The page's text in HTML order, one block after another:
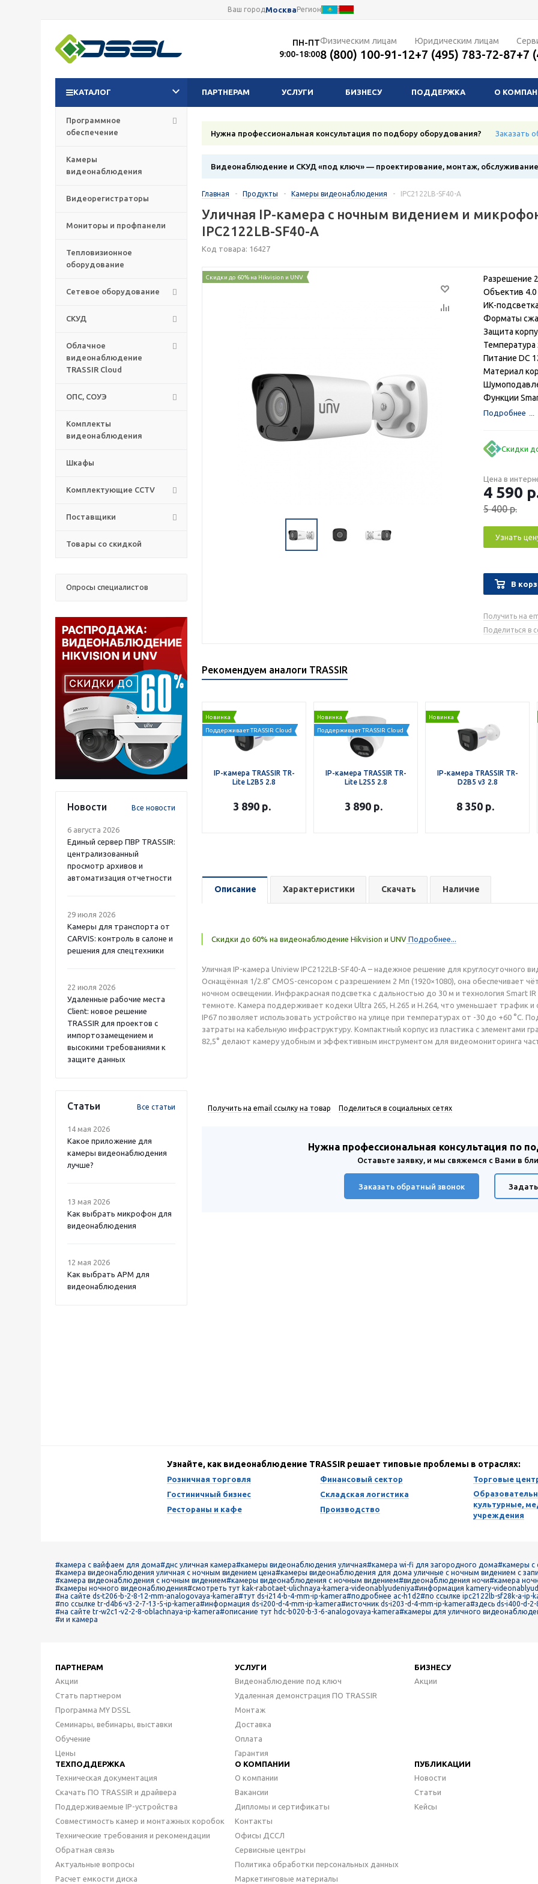
Ваш городМоскваРегион
ПН-ПТ
9:00-18:00
Физическим лицам
8 (800) 100-91-12
Юридическим лицам
+7 (495) 783-72-87+7
КАТАЛОГ ПАРТНЕРАМ УСЛУГИ БИЗНЕСУ ПОДДЕРЖКА О
Программное
обеспечение
Камеры
видеонаблюдения
Видеорегистраторы
Мониторы и профпанели
Тепловизионное
оборудование
Сетевое оборудование
СКУД
Облачное
видеонаблюдение
TRASSIR Cloud
ОПС, СОУЭ
Комплекты
видеонаблюдения
Шкафы
Комплектующие CCTV
Поставщики
Товары со скидкой
Опросы специалистов
Новости Все новости
6 августа 2026
Единый сервер ПВР TRASSIR:
централизованный
просмотр архивов и
автоматизация отчетности
29 июля 2026
Камеры для транспорта от
CARVIS: контроль в салоне и
решения для спецтехники
22 июля 2026
Удаленные рабочие места
Client: новое решение
TRASSIR для проектов с
импортозамещением и
высокими требованиями к
защите данных
Статьи Все статьи
14 мая 2026
Какое приложение для
камеры видеонаблюдения
лучше?
13 мая 2026
Как выбрать микрофон для
видеонаблюдения
12 мая 2026
Как выбрать APM для
видеонаблюдения
Нужна профессиональная консультация по подбору оборудования? Заказать
Видеонаблюдение и СКУД «под ключ» — проектирование, монтаж, обслуживание
Главная - Продукты - Камеры видеонаблюдения - IPC2122LB-SF40-A
Уличная IP-камера с ночным видением и
IPC2122LB-SF40-A
Код товара: 16427
Скидки до 60% на Hikvision и UNV
Разрешение
Объектив
ИК-
Форматы
Защита
Температура
Питание DC
Материал
Функции
Подробнее
Скидки
Цена в
4 590
5 400р.
Узнать
В
Получить на
Поделиться в
Рекомендуем аналоги TRASSIR
Новинка
Поддерживает TRASSIR Cloud
IP-камера TRASSIR TR-
Lite L2B5 2.8
3 890 р.
Новинка
Поддерживает TRASSIR Cloud
IP-камера TRASSIR TR-
Lite L2S5 2.8
3 890 р.
Новинка
IP-камера TRASSIR TR-
D2B5 v3 2.8
8 350 р.
Описание Характеристики Скачать Наличие
Скидки до 60% на видеонаблюдение Hikvision и UNV Подробнее...
Уличная IP-камера Uniview IPC2122LB-SF40-A – надежное решение для круглосуточного
Оснащённая 1/2.8" CMOS-сенсором с разрешением 2 Мп (1920×1080), она обеспечивает
ночном освещении. Инфракрасная подсветка с дальностью до 30 м и технология Smart
темноте. Камера поддерживает кодеки Ultra 265, H.265 и H.264, что уменьшает трафик
IP67 позволяет использовать устройство на улице при температурах от -30 до +60 °C.
затраты на кабельную инфраструктуру. Компактный корпус из пластика с элементами
82,5° делают камеру удобным и эффективным инструментом для видеомониторинга
Получить на email ссылку на товар Поделиться в социальных сетях
Нужна профессиональная консультация по
Оставьте заявку, и мы свяжемся с Вами в
Заказать обратный звонок
Узнайте, как видеонаблюдение TRASSIR решает типовые проблемы в отраслях:
Розничная торговля
Гостиничный бизнес
Рестораны и кафе
Финансовый сектор
Складская логистика
Производство
Торговые
культурные,
учреждения
#камера с вайфаем для дома#днс уличная камера#камеры видеонаблюдения уличная#камера wi-fi для загородного дома#камеры с
#камера видеонаблюдения уличная с ночным видением цена#камеры видеонаблюдения для дома уличные с ночным видением с
#камера видеонаблюдения с ночным видением#камеры видеонаблюдения с ночным видением#видеонаблюдения ночи#камера
#камеры ночного видеонаблюдения#смотреть тут kak-rabotaet-ulichnaya-kamera-videonablyudeniya#информация kamery-
#на сайте ds-t206-b-2-8-12-mm-analogovaya-kamera#тут ds-i214-b-4-mm-ip-kamera#подробнее ac-h1d2#по ссылке ipc2122lb-sf28k-a-ip-
#по ссылке tr-d4b6-v3-2-7-13-5-ip-kamera#информация ds-i200-d-4-mm-ip-kamera#источник ds-i203-d-4-mm-ip-kamera#здесь ds-i400-d-
#на сайте tr-w2c1-v2-2-8-oblachnaya-ip-kamera#описание тут hdc-b020-b-3-6-analogovaya-kamera#камеры для уличного
#и и камера
ПАРТНЕРАМ
Акции
Стать партнером
Программа MY DSSL
Семинары, вебинары, выставки
Обучение
Цены
УСЛУГИ
Видеонаблюдение под ключ
Удаленная демонстрация ПО TRASSIR
Монтаж
Доставка
Оплата
Гарантия
БИЗНЕСУ
Акции
ТЕХПОДДЕРЖКА
Техническая документация
Скачать ПО TRASSIR и драйвера
Поддерживаемые IP-устройства
Совместимость камер и монтажных коробок
Технические требования и рекомендации
Обратная связь
Актуальные вопросы
Расчет емкости диска
О КОМПАНИИ
О компании
Вакансии
Дипломы и сертификаты
Контакты
Офисы ДССЛ
Сервисные центры
Политика обработки персональных данных
Маркетинговые материалы
ПУБЛИКАЦИИ
Новости
Статьи
Кейсы